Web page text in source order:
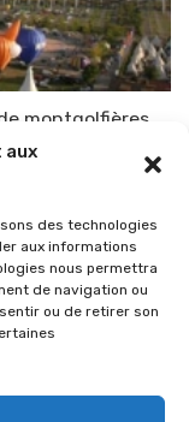
aux
des technologies
aux informations
nous permettra
de navigation ou
ou de retirer son
montgolfières